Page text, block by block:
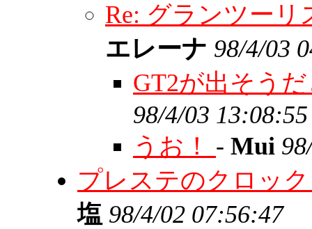
Re: グランツー
エレーナ 98/4/03
GT2が出そう
98/4/03 13:08:55
うお！ - Mui
プレステのクロッ
塩 98/4/02 07:56:47